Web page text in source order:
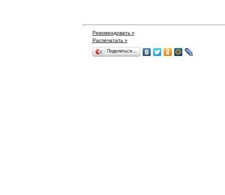
Рекомендовать »
Распечатать »
Поделиться…